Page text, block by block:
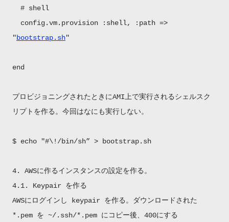
# shell
config.vm.provision :shell, :path =>
"bootstrap.sh"
end
プロビジョニングされたときにAMI上で実行されるシェルスク
リプトを作る。今回はなにも実行しない。
$ echo "#\!/bin/sh” > bootstrap.sh
4. AWSに作るインスタンスの設定を作る。
4.1. Keypair を作る
AWSにログインし keypair を作る。ダウンロードされた
*.pem を ~/.ssh/*.pem にコピー後、400にする